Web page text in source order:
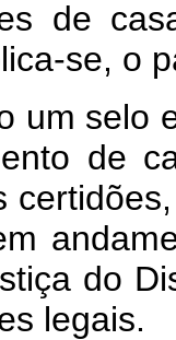
de
se, o
um selo
de
do
legais.